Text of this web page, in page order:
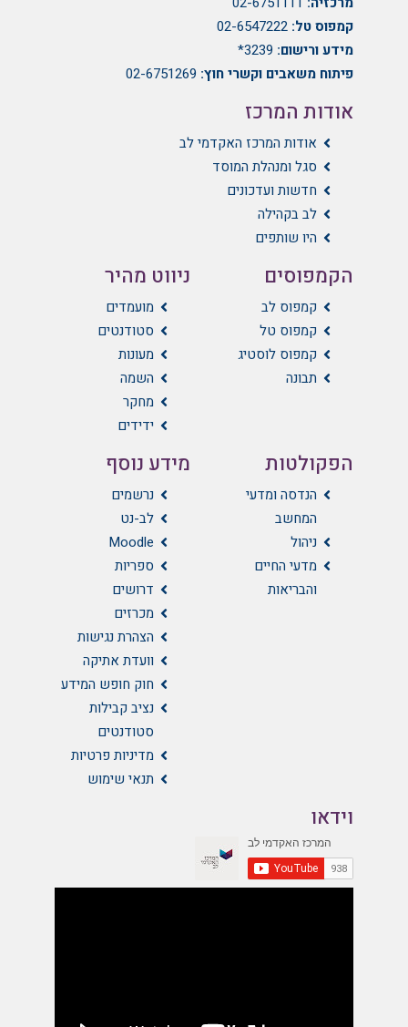
קמפוס טל: 02-6547222
מידע ורישום: 3239*
פיתוח משאבים וקשרי חוץ: 02-6751269
אודות המרכז
אודות המרכז האקדמי לב
סגל ומנהלת המוסד
חדשות ועדכונים
לב בקהילה
היו שותפים
הקמפוסים
קמפוס לב
קמפוס טל
קמפוס לוסטיג
תבונה
הפקולטות
הנדסה ומדעי
המחשב
ניהול
מדעי החיים
והבריאות
ניווט מהיר
מועמדים
סטודנטים
מעונות
השמה
מחקר
ידידים
מידע נוסף
נרשמים
לב-נט
Moodle
ספריות
דרושים
מכרזים
הצהרת נגישות
וועדת אתיקה
חוק חופש המידע
נציב קבילות
סטודנטים
מדיניות פרטיות
תנאי שימוש
וידאו